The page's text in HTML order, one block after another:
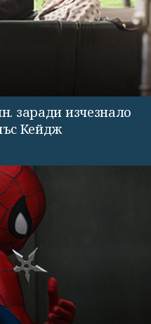
заради изчезнало
Кейдж